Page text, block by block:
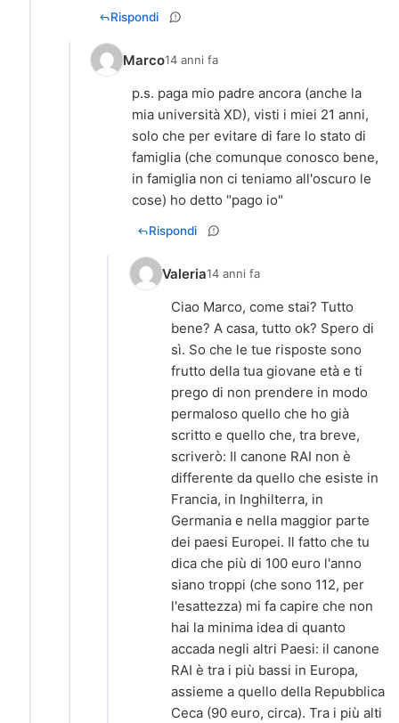
Rispondi
Marco14 anni fa
p.s. paga mio padre ancora (anche la
mia università XD), visti i miei 21 anni,
solo che per evitare di fare lo stato di
famiglia (che comunque conosco bene,
in famiglia non ci teniamo all'oscuro le
cose) ho detto "pago io"
Rispondi
Valeria14 anni fa
Ciao Marco, come stai? Tutto
bene? A casa, tutto ok? Spero di
sì. So che le tue risposte sono
frutto della tua giovane età e ti
prego di non prendere in modo
permaloso quello che ho già
scritto e quello che, tra breve,
scriverò: Il canone RAI non è
differente da quello che esiste in
Francia, in Inghilterra, in
Germania e nella maggior parte
dei paesi Europei. Il fatto che tu
dica che più di 100 euro l'anno
siano troppi (che sono 112, per
l'esattezza) mi fa capire che non
hai la minima idea di quanto
accada negli altri Paesi: il canone
RAI è tra i più bassi in Europa,
assieme a quello della Repubblica
Ceca (90 euro, circa). Tra i più alti